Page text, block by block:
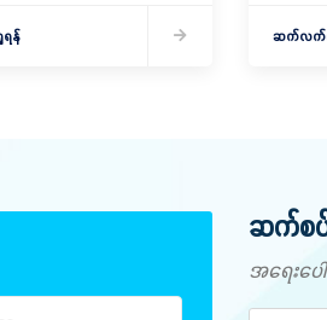
န် ဆက်လက်
ဆက်စပ်
အရေးပေ